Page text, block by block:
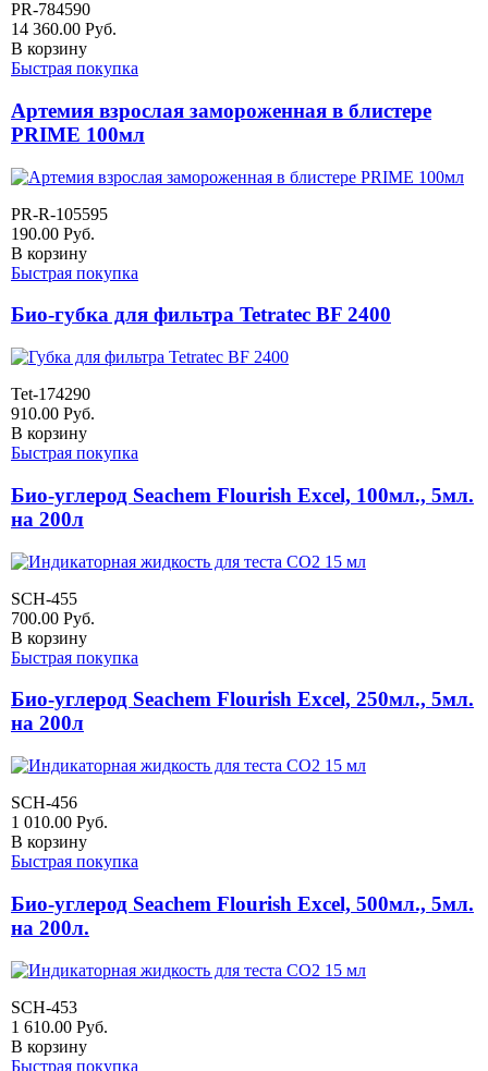
PR-784590
14 360.00 Руб.
В корзину
Быстрая покупка
Артемия взрослая замороженная в блистере
PRIME 100мл
PR-R-105595
190.00 Руб.
В корзину
Быстрая покупка
Био-губка для фильтра Tetratec BF 2400
Tet-174290
910.00 Руб.
В корзину
Быстрая покупка
Био-углерод Seachem Flourish Excel, 100мл., 5мл.
на 200л
SCH-455
700.00 Руб.
В корзину
Быстрая покупка
Био-углерод Seachem Flourish Excel, 250мл., 5мл.
на 200л
SCH-456
1 010.00 Руб.
В корзину
Быстрая покупка
Био-углерод Seachem Flourish Excel, 500мл., 5мл.
на 200л.
SCH-453
1 610.00 Руб.
В корзину
Быстрая покупка